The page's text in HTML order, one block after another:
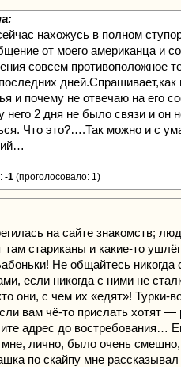
нахожусь в полном
от моего американца и
совсем противоположное
и почему не отвечаю на его
него 2 дня не было связи и он
Что это?….Так можно и с
-1 (проголосовало: 1)
на сайте знакомств;
стариканы и какие-то
Не общайтесь никогда
если никогда с ними не
они, с чем их «едят»! Турки-
вам чё-то прислать хотят —
адрес до востребования…
лично, было очень смешно,
по скайпу мне рассказывал